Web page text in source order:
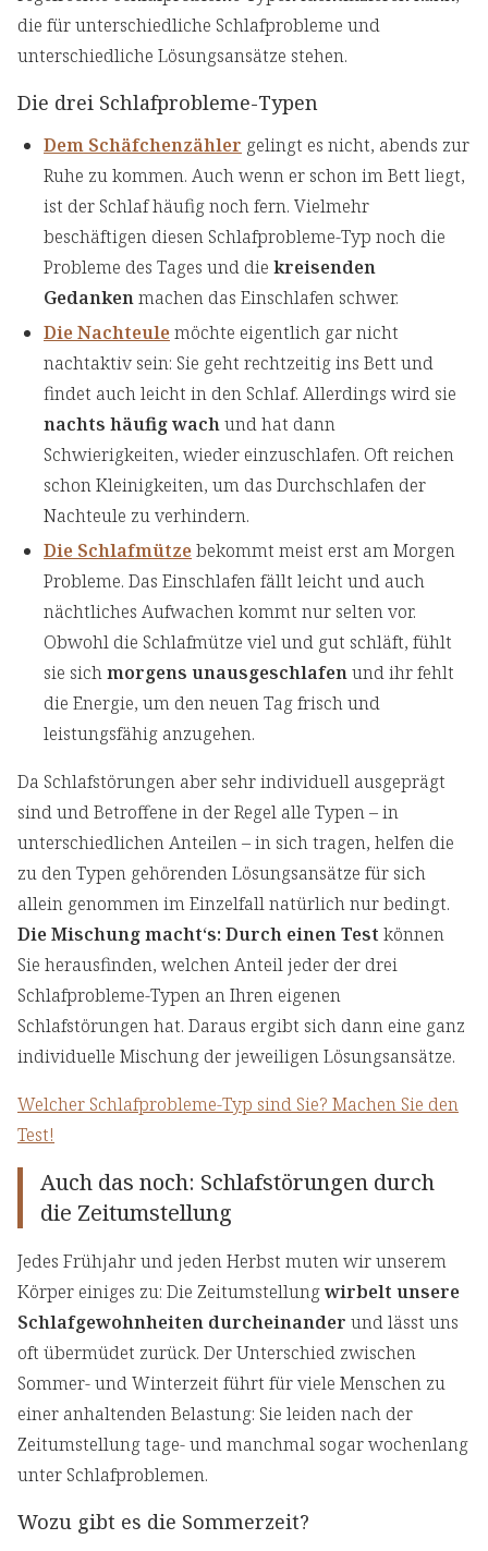
die für unterschiedliche Schlafprobleme und
unterschiedliche Lösungsansätze stehen.
Die drei Schlafprobleme-Typen
Dem Schäfchenzähler gelingt es nicht, abends zur
Ruhe zu kommen. Auch wenn er schon im Bett liegt,
ist der Schlaf häufig noch fern. Vielmehr
beschäftigen diesen Schlafprobleme-Typ noch die
Probleme des Tages und die kreisenden
Gedankenmachen das Einschlafen schwer.
Die Nachteulemöchte eigentlich gar nicht
nachtaktiv sein: Sie geht rechtzeitig ins Bett und
findet auch leicht in den Schlaf. Allerdings wird sie
nachts häufig wachund hat dann
Schwierigkeiten, wieder einzuschlafen. Oft reichen
schon Kleinigkeiten, um das Durchschlafen der
Nachteule zu verhindern.
Die Schlafmützebekommt meist erst am Morgen
Probleme. Das Einschlafen fällt leicht und auch
nächtliches Aufwachen kommt nur selten vor.
Obwohl die Schlafmütze viel und gut schläft, fühlt
sie sichmorgens unausgeschlafenund ihr fehlt
die Energie, um den neuen Tag frisch und
leistungsfähig anzugehen.
Da Schlafstörungen aber sehr individuell ausgeprägt
sind und Betroffene in der Regel alle Typen – in
unterschiedlichen Anteilen – in sich tragen, helfen die
zu den Typen gehörenden Lösungsansätze für sich
allein genommen im Einzelfall natürlich nur bedingt.
Die Mischung macht‘s: Durch einen Test können
Sie herausfinden, welchen Anteil jeder der drei
Schlafprobleme-Typen an Ihren eigenen
Schlafstörungen hat. Daraus ergibt sich dann eine ganz
individuelle Mischung der jeweiligen Lösungsansätze.
Welcher Schlafprobleme-Typ sind Sie? Machen Sie den
Test!
Auch das noch: Schlafstörungen durch
die Zeitumstellung
Jedes Frühjahr und jeden Herbst muten wir unserem
Körper einiges zu: Die Zeitumstellungwirbelt unsere
Schlafgewohnheiten durcheinander und lässt uns
oft übermüdet zurück. Der Unterschied zwischen
Sommer- und Winterzeit führt für viele Menschen zu
einer anhaltenden Belastung: Sie leiden nach der
Zeitumstellung tage- und manchmal sogar wochenlang
unter Schlafproblemen.
Wozu gibt es die Sommerzeit?